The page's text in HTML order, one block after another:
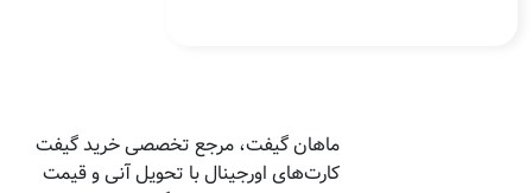
ماهان گیفت، مرجع تخصصی خرید گیفت
کارت‌های اورجینال با تحویل آنی و قیمت